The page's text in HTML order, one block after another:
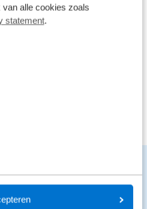
alle cookies zoals
statement.
295 reviews